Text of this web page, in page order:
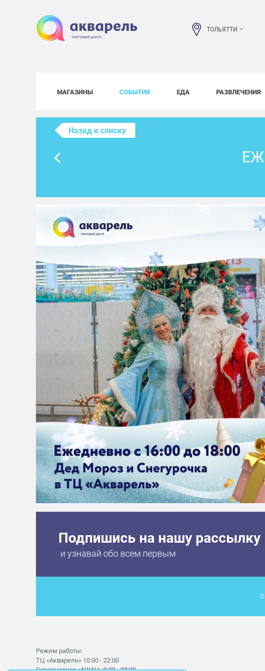
ТОЛЬЯТТИ
МАГАЗИНЫ СОБЫТИЯ ЕДА РАЗВЛЕЧЕНИЯ
Назад к списку
Подпишись на нашу рассылку
и узнавай обо всем первым
Режим работы:
ТЦ «Акварель» 10:00 - 22:00